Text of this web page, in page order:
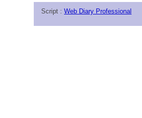
Script : Web Diary Professional